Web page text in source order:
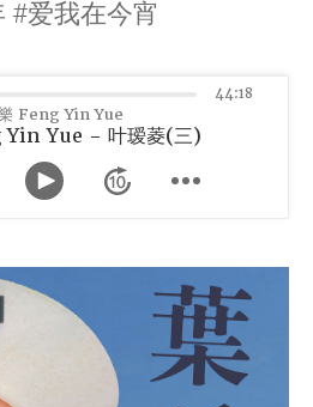
#爱我在今宵
Feng Yin Yue
Yin Yue - 叶瑷菱(三)
44:18